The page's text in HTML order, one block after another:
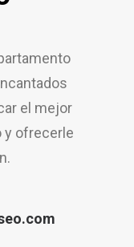
el mejor
y ofrecerle